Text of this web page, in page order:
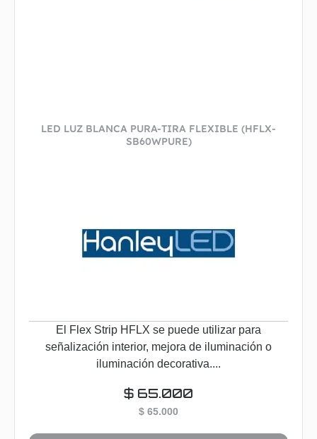
LED LUZ BLANCA PURA-TIRA FLEXIBLE (HFLX-
SB60WPURE)
El Flex Strip HFLX se puede utilizar para
señalización interior, mejora de iluminación o
iluminación decorativa....
$ 65.000
$ 65.000